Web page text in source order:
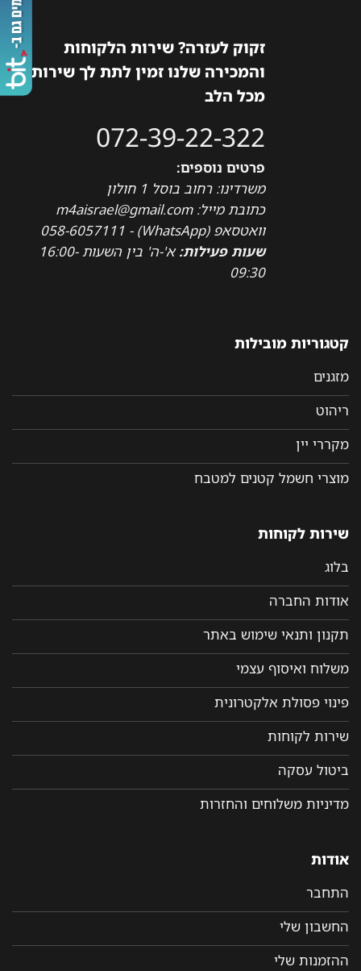
זקוק לעזרה? שירות הלקוחות
והמכירה שלנו זמין לתת לך שירות
מכל הלב
072-39-22-322
פרטים נוספים:
משרדינו: רחוב בוסל 1 חולון
כתובת מייל: m4aisrael@gmail.com
וואטסאפ (WhatsApp) - 058-6057111
שעות פעילות:
א'-ה' בין השעות 16:00-
09:30
קטגוריות מובילות
מזגנים
ריהוט
מקררי יין
מוצרי חשמל קטנים למטבח
שירות לקוחות
בלוג
אודות החברה
תקנון ותנאי שימוש באתר
משלוח ואיסוף עצמי
פינוי פסולת אלקטרונית
שירות לקוחות
ביטול עסקה
מדיניות משלוחים והחזרות
אודות
התחבר
החשבון שלי
ההזמנות שלי